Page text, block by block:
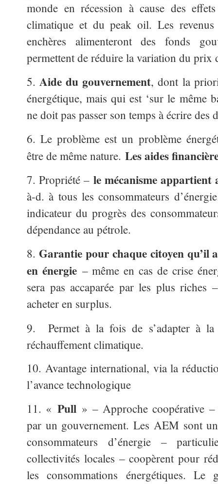
monde en récession à cause des
climatique et du peak oil. Les
enchères alimenteront des fonds
permettent de réduire la variation du prix
5.Aide du gouvernement, dont la
énergétique, mais qui est ‘sur le même
ne doit pas passer son temps à écrire des
6. Le problème est un problème
être de même nature. Les aides
7. Propriété –le mécanisme appartient
à-d. à tous les consommateurs
indicateur du progrès des
dépendance au pétrole.
8. Garantie pour chaque citoyen qu’il
en énergie– même en cas de crise
sera pas accaparée par les plus
acheter en surplus.
9. Permet à la fois de s’adapter à
réchauffement climatique.
10. Avantage international, via la
l’avance technologique
11. « Pull» – Approche coopérative –
par un gouvernement. Les AEM sont
consommateurs d’énergie –
collectivités locales – coopèrent pour
les consommations énergétiques. Le